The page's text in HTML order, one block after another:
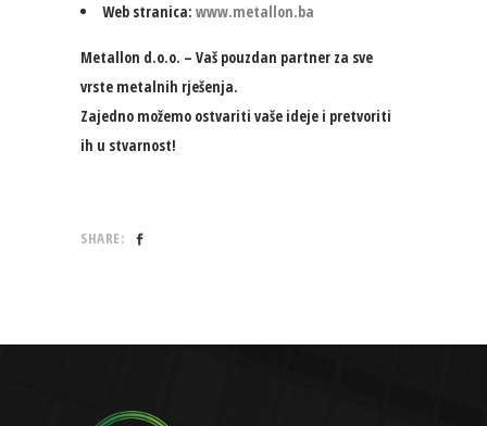
Web stranica: www.metallon.ba
Metallon d.o.o. – Vaš pouzdan partner za sve
vrste metalnih rješenja.
Zajedno možemo ostvariti vaše ideje i pretvoriti
ih u stvarnost!
SHARE: